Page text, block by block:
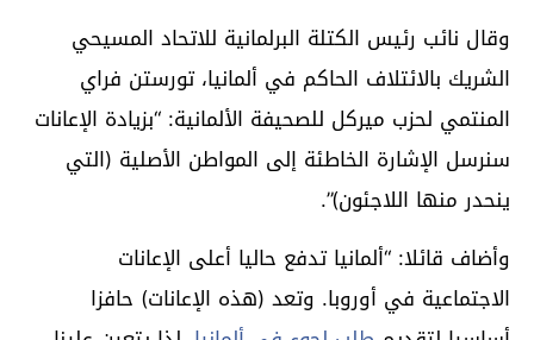
وقال نائب رئيس الكتلة البرلمانية للاتحاد المسيحي
الشريك بالائتلاف الحاكم في ألمانيا، تورستن فراي
المنتمي لحزب ميركل للصحيفة الألمانية: “بزيادة الإعانات
سنرسل الإشارة الخاطئة إلى المواطن الأصلية (التي
ينحدر منها اللاجئون)”.
وأضاف قائلا: “ألمانيا تدفع حاليا أعلى الإعانات
الاجتماعية في أوروبا. وتعد (هذه الإعانات) حافزا